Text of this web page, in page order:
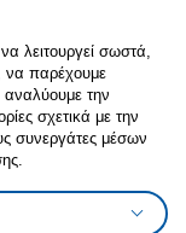
λειτουργεί σωστά,
να παρέχουμε
αναλύουμε την
σχετικά με την
συνεργάτες μέσων